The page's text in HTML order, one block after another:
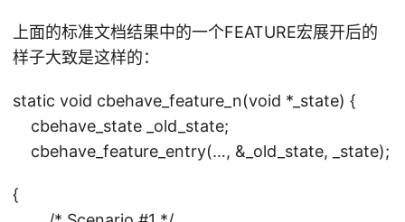
上面的标准文档结果中的一个FEATURE宏展开后的
样子大致是这样的：
static void cbehave_feature_n(void *_state) {
cbehave_state _old_state;
cbehave_feature_entry(…, &_old_state, _state);
{